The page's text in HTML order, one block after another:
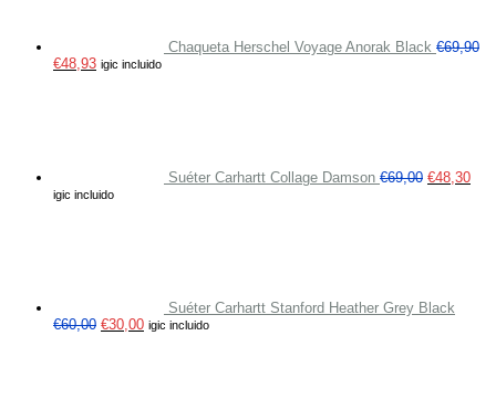
Chaqueta Herschel Voyage Anorak Black €69,90
€48,93 igic incluido
Suéter Carhartt Collage Damson €69,00 €48,30
igic incluido
Suéter Carhartt Stanford Heather Grey Black
€60,00 €30,00 igic incluido